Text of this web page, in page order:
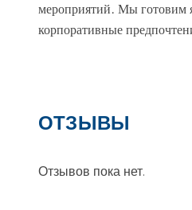
мероприятий. Мы готовим
корпоративные
ОТЗЫВЫ
Отзывов пока нет.